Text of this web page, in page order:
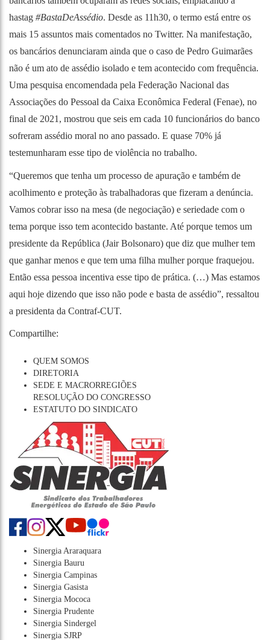
hastag #BastaDeAssédio. Desde as 11h30, o termo está entre os
mais 15 assuntos mais comentados no Twitter. Na manifestação,
os bancários denunciaram ainda que o caso de Pedro Guimarães
não é um ato de assédio isolado e tem acontecido com frequência.
Uma pesquisa encomendada pela Federação Nacional das
Associações do Pessoal da Caixa Econômica Federal (Fenae), no
final de 2021, mostrou que seis em cada 10 funcionários do banco
sofreram assédio moral no ano passado. E quase 70% já
testemunharam esse tipo de violência no trabalho.
“Queremos que tenha um processo de apuração e também de
acolhimento e proteção às trabalhadoras que fizeram a denúncia.
Vamos cobrar isso na mesa (de negociação) e seriedade com o
tema porque isso tem acontecido bastante. Até porque temos um
presidente da República (Jair Bolsonaro) que diz que mulher tem
que ganhar menos e que tem uma filha mulher porque fraquejou.
Então essa pessoa incentiva esse tipo de prática. (…) Mas estamos
aqui hoje dizendo que isso não pode e basta de assédio”, ressaltou
a presidenta da Contraf-CUT.
Compartilhe:
QUEM SOMOS
DIRETORIA
SEDE E MACRORREGIÕES
RESOLUÇÃO DO CONGRESSO
ESTATUTO DO SINDICATO
Sinergia Araraquara
Sinergia Bauru
Sinergia Campinas
Sinergia Gasista
Sinergia Mococa
Sinergia Prudente
Sinergia Sindergel
Sinergia SJRP